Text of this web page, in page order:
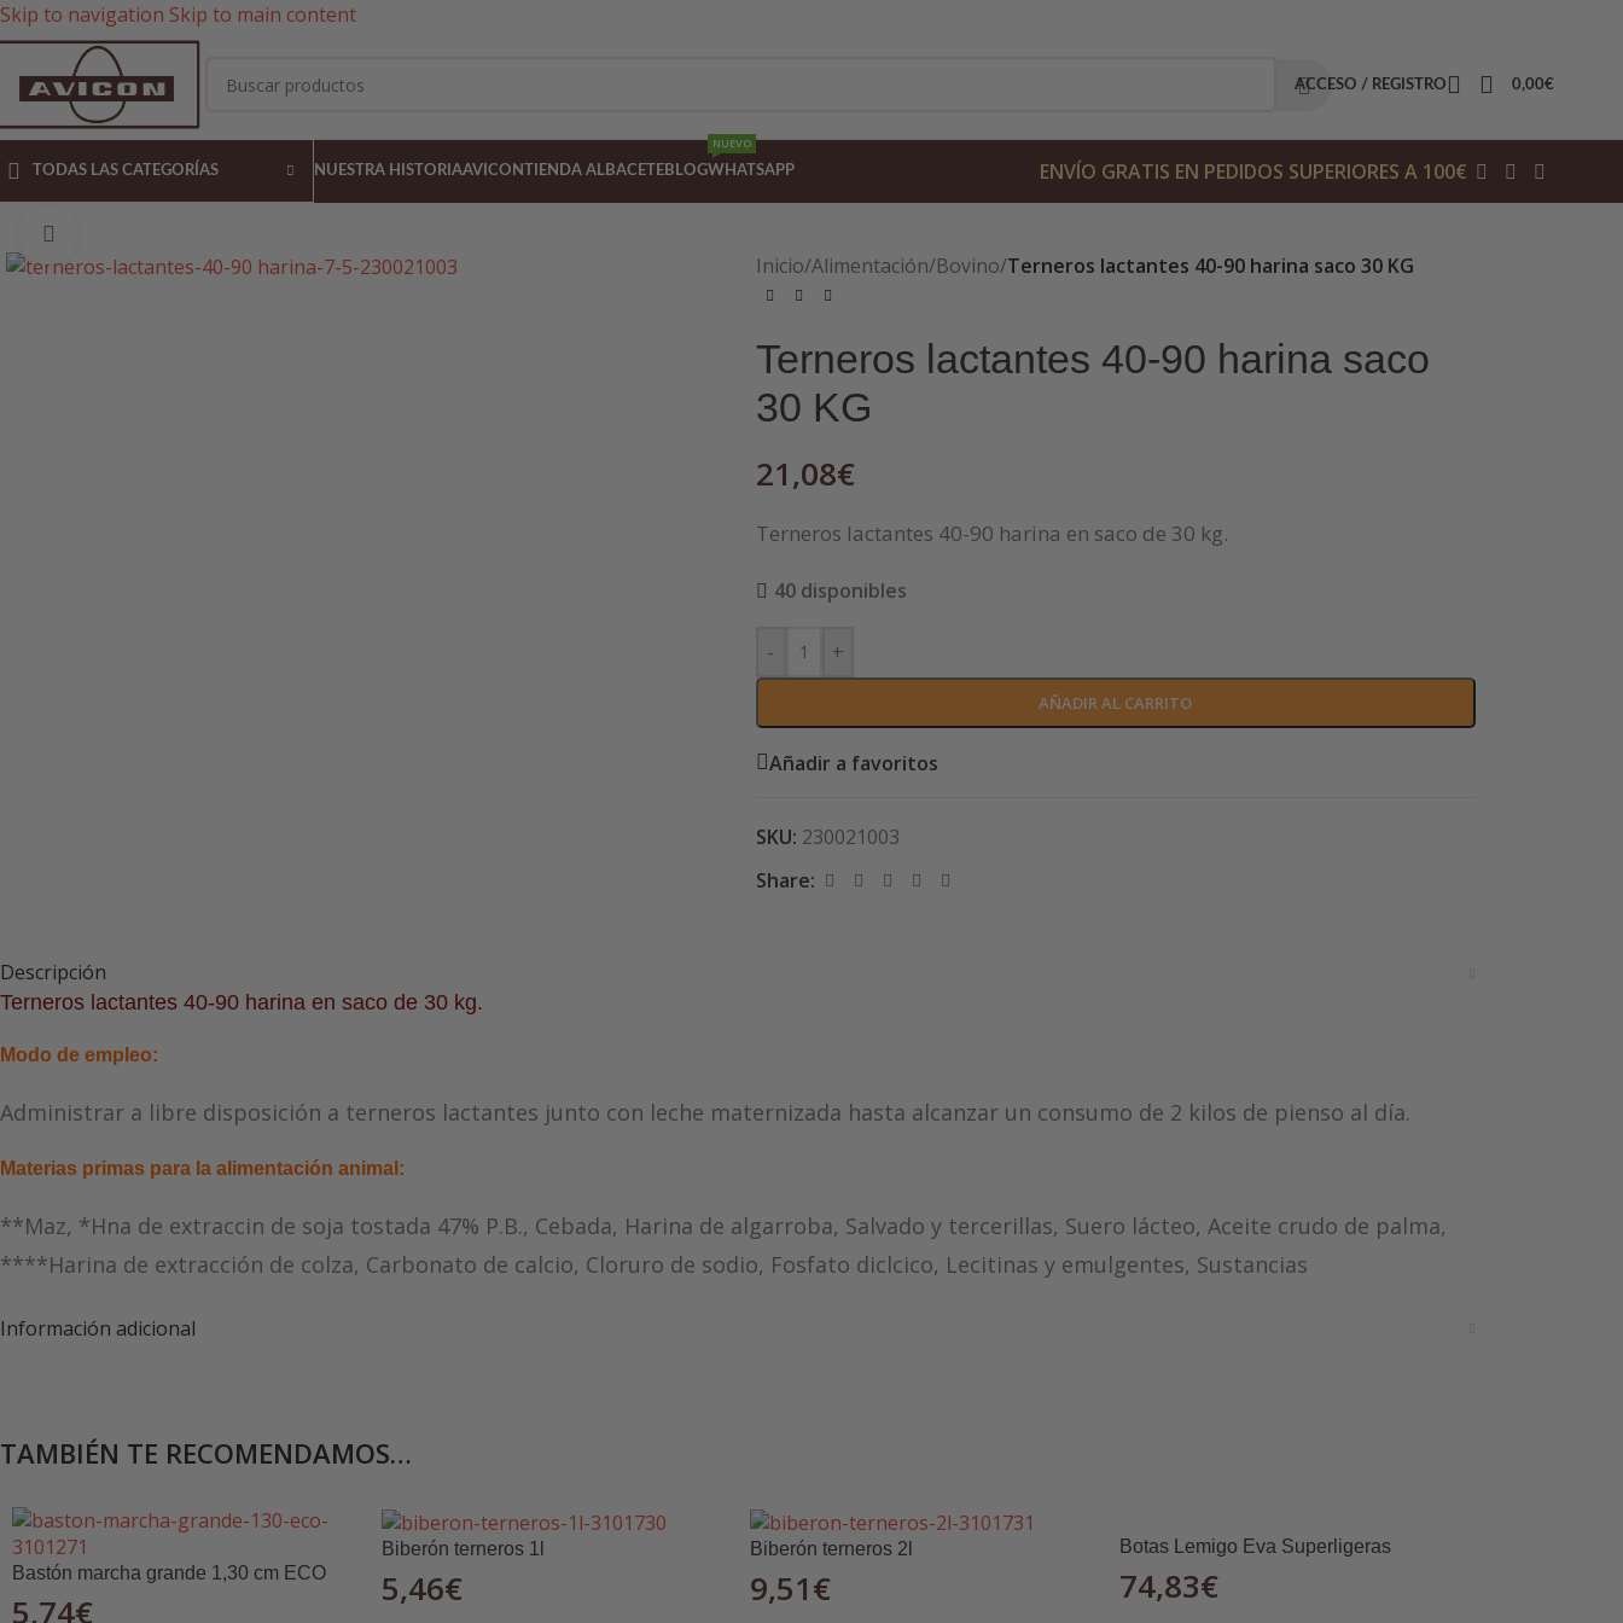
Skip to navigation Skip to main content
ACCESO / REGISTRO 0,00€
TODAS LAS CATEGORÍAS NUESTRA HISTORIAAVICON TIENDA ALBACETE BLOGWHATSAPP
NUEVO
ENVÍO GRATIS EN PEDIDOS SUPERIORES A 100€
Inicio/Alimentación/Bovino/Terneros lactantes 40-90 harina saco 30 KG
Terneros lactantes 40-90 harina saco
30 KG
21,08€
Terneros lactantes 40-90 harina en saco de 30 kg.
40 disponibles
- +
AÑADIR AL CARRITO
Añadir a favoritos
SKU: 230021003
Share:
Descripción
Terneros lactantes 40-90 harina en saco de 30 kg.
Modo de empleo:
Administrar a libre disposición a terneros lactantes junto con leche maternizada hasta alcanzar un consumo de 2 kilos de pienso al día.
Materias primas para la alimentación animal:
**Maz, *Hna de extraccin de soja tostada 47% P.B., Cebada, Harina de algarroba, Salvado y tercerillas, Suero lácteo, Aceite crudo de palma,
****Harina de extracción de colza, Carbonato de calcio, Cloruro de sodio, Fosfato diclcico, Lecitinas y emulgentes, Sustancias
Componentes y niveles analíticos:
Proteína Bruta 16.00 %
Información adicional
TAMBIÉN TE RECOMENDAMOS…
Bastón marcha grande 1,30 cm ECO
5,74€
Biberón terneros 1l
5,46€
Biberón terneros 2l
9,51€
Botas Lemigo Eva Superligeras
74,83€